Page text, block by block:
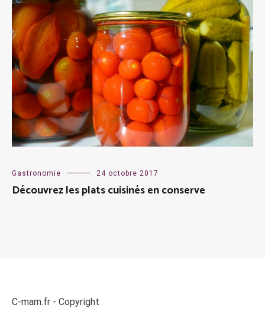
Gastronomie 24 octobre 2017
Découvrez les plats cuisinés en conserve
C-mam.fr - Copyright